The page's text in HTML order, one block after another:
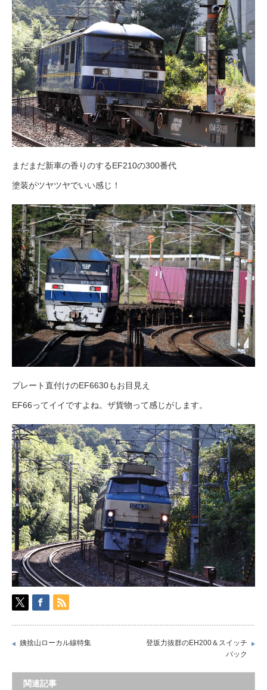
まだまだ新車の香りのするEF210の300番代
塗装がツヤツヤでいい感じ！
プレート直付けのEF6630もお目見え
EF66ってイイですよね。ザ貨物って感じがします。
姨捨山ローカル線特集
登坂力抜群のEH200＆スイッチ
バック
関連記事